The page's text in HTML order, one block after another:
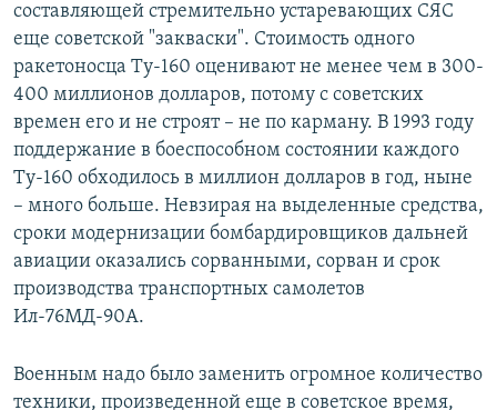
составляющей стремительно устаревающих СЯС
еще советской "закваски". Стоимость одного
ракетоносца Ту-160 оценивают не менее чем в 300-
400 миллионов долларов, потому с советских
времен его и не строят – не по карману. В 1993 году
поддержание в боеспособном состоянии каждого
Ту-160 обходилось в миллион долларов в год, ныне
– много больше. Невзирая на выделенные средства,
сроки модернизации бомбардировщиков дальней
авиации оказались сорванными, сорван и срок
производства транспортных самолетов
Ил-76МД-90А.
Военным надо было заменить огромное количество
техники, произведенной еще в советское время,